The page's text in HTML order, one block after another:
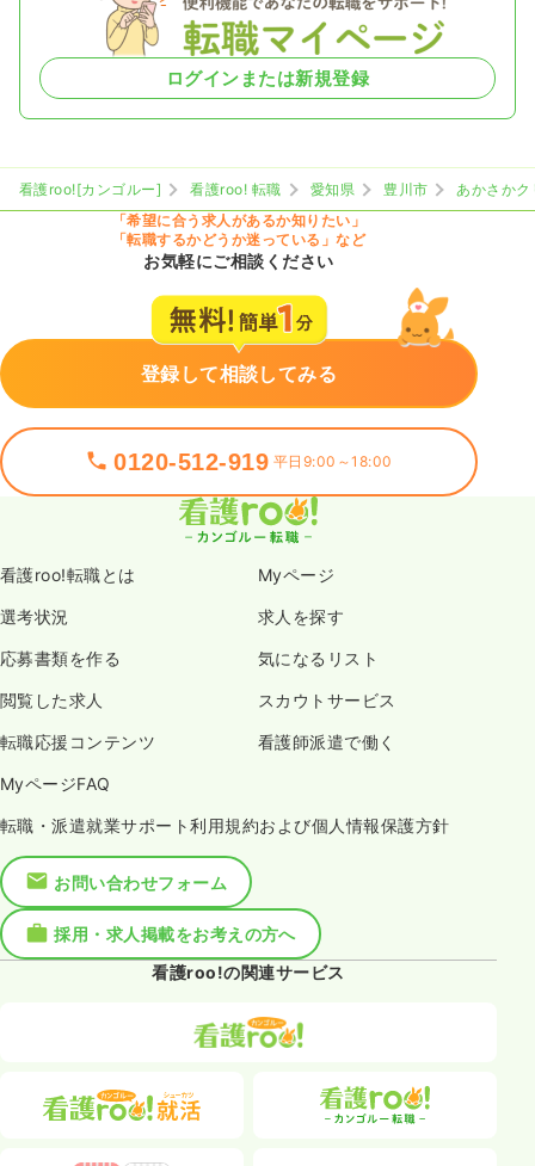
ログインまたは新規登録
看護roo![カンゴルー] 看護roo! 転職 愛知県 豊川市
あかさか
「希望に合う求人があるか知りたい」
「転職するかどうか迷っている」など
お気軽にご相談ください
登録して相談してみる
0120-512-919 平日9:00～18:00
看護roo!転職とは Myページ
選考状況 求人を探す
応募書類を作る 気になるリスト
閲覧した求人 スカウトサービス
転職応援コンテンツ 看護師派遣で働く
MyページFAQ
転職・派遣就業サポート利用規約および個人情報保護方針
お問い合わせフォーム
採用・求人掲載をお考えの方へ
看護roo!の関連サービス